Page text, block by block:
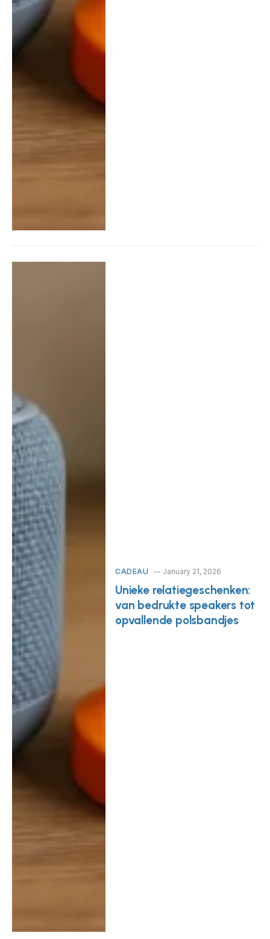
CADEAU January 21, 2026
Unieke relatiegeschenken:
van bedrukte speakers tot
opvallende polsbandjes